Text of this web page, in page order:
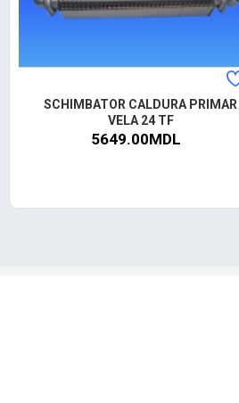
SCHIMBATOR CALDURA PRIMAR
VELA 24 TF
5649.00MDL